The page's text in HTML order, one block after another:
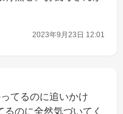
2023年9月23日 12:01
てるのに追いかけ
のに全然気づいてく